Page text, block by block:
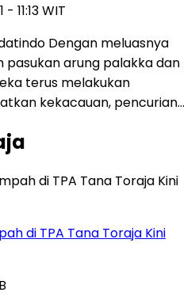
11:13 WIT
Dengan meluasnya
pasukan arung palakka dan
terus melakukan
kekacauan, pencurian…
di TPA Tana Toraja Kini